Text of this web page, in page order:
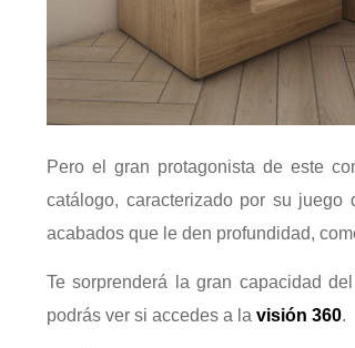
Pero el gran protagonista de este
catálogo, caracterizado por su
acabados que le den profundidad,
Te sorprenderá la gran capacidad
podrás ver si accedes a la visión 360.